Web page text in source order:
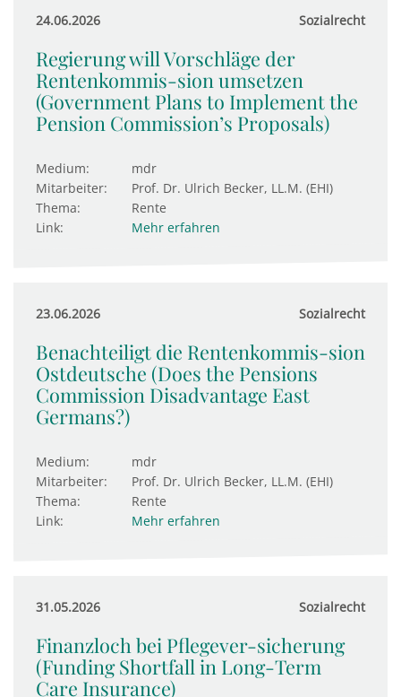
24.06.2026 Sozialrecht
Regierung will Vorschläge der
Rentenkommis-sion umsetzen
(Government Plans to Implement the
Pension Commission’s Proposals)
Medium:
mdr
Mitarbeiter:
Prof. Dr. Ulrich Becker, LL.M. (EHI)
Thema:
Rente
Link:
Mehr erfahren
23.06.2026 Sozialrecht
Benachteiligt die Rentenkommis-sion
Ostdeutsche (Does the Pensions
Commission Disadvantage East
Germans?)
Medium:
mdr
Mitarbeiter:
Prof. Dr. Ulrich Becker, LL.M. (EHI)
Thema:
Rente
Link:
Mehr erfahren
31.05.2026 Sozialrecht
Finanzloch bei Pflegever-sicherung
(Funding Shortfall in Long-Term
Care Insurance)